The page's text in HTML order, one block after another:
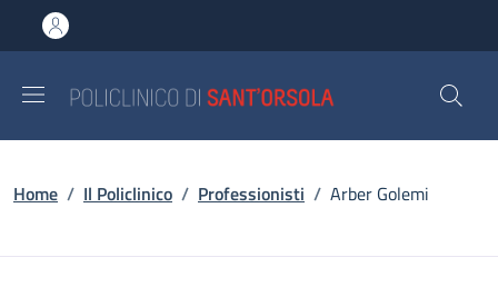
al contenuto principale
to footer content
Briciole di pane
Home / Il Policlinico / Professionisti / Arber Golemi